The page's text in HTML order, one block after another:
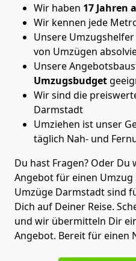
Wir haben 17 Jahren
Wir kennen jede
Unsere
von Umzügen
Unsere
Umzugsbudget
Wir sind die
Darmstadt
Umziehen ist unser
täglich Nah- und
Du hast Fragen? Oder
Angebot für einen Umzug
Umzüge Darmstadtsind
Dich auf Deiner Reise.
und wir übermitteln Dir
Angebot. Bereit für einen